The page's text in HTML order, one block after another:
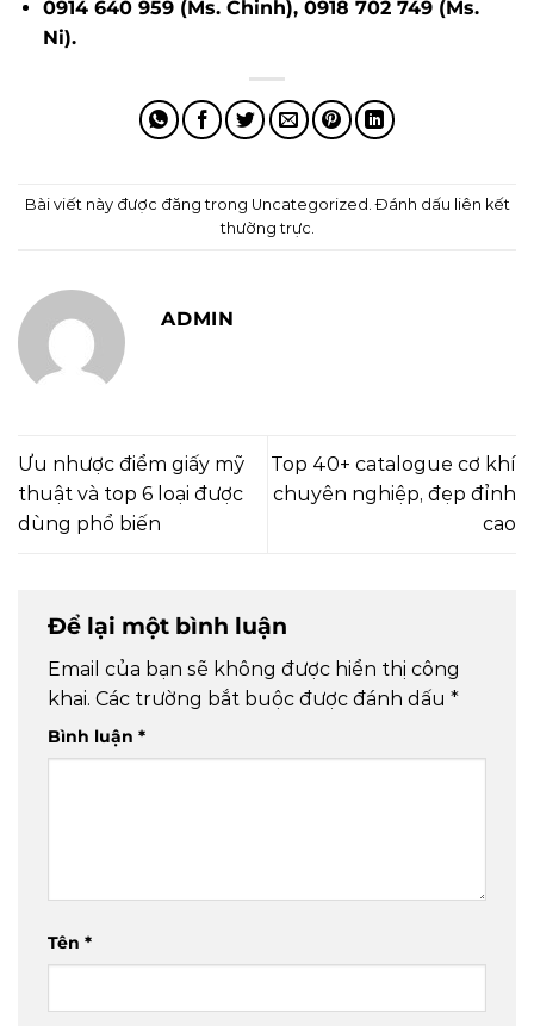
0914 640 959 (Ms. Chinh), 0918 702 749 (Ms.
Ni).
Bài viết này được đăng trong Uncategorized . Đánh dấu liên kết
thường trực
ADMIN
Ưu nhược điểm giấy mỹ
thuật và top 6 loại được
dùng phổ biến
Top 40+ catalogue cơ khí
chuyên nghiệp, đẹp đỉnh
cao
Để lại một bình luận
Email của bạn sẽ không được hiển thị công
khai. Các trường bắt buộc được đánh dấu *
Bình luận *
Tên *